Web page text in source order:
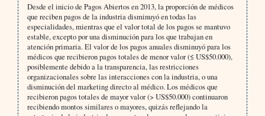
Desde el inicio de Pagos Abiertos en 2013, la proporción de médicos
que reciben pagos de la industria disminuyó en todas las
especialidades, mientras que el valor total de los pagos se mantuvo
estable, excepto por una disminución para los que trabajan en
atención primaria. El valor de los pagos anuales disminuyó para los
médicos que recibieron pagos totales de menor valor (≤ US$50.000),
posiblemente debido a la transparencia, las restricciones
organizacionales sobre las interacciones con la industria, o una
disminución del marketing directo al médico. Los médicos que
recibieron pagos totales de mayor valor (> US$50.000) continuaron
recibiendo montos similares o mayores, quizás reflejando la